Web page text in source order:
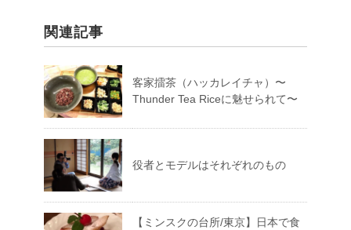
関連記事
客家擂茶（ハッカレイチャ）〜
Thunder Tea Riceに魅せられて〜
役者とモデルはそれぞれのもの
【ミンスクの台所/東京】日本で食